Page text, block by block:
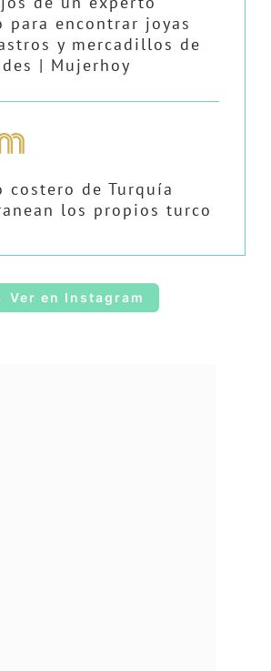
para encontrar joyas
y mercadillos de
| Mujerhoy
costero de Turquía
los propios turco
Ver en Instagram